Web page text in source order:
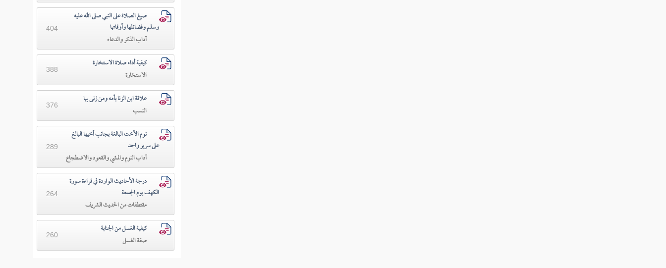
صيغ الصلاة على النبي صلى الله عليه
وسلم وفضائلها وأوقاتها
آداب الذكر والدعاء
404
كيفية أداء صلاة الاستخارة
الاستخارة
388
علاقة ابن الزنا بأمه ومن زنى بها
النسب
376
نوم الأخت البالغة بجانب أخيها البالغ
على سرير واحد
آداب النوم والمشي والقعود والاضطجاع
289
درجة الأحاديث الواردة في قراءة سورة
الكهف يوم الجمعة
مقتطفات من الحديث الشريف
264
كيفية الغسل من الجنابة
صفة الغسل
260